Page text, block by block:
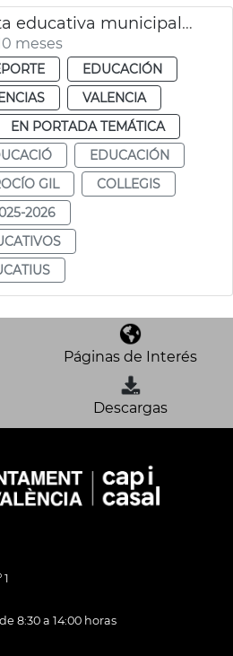
Solicitudes oferta educativa municipal 2025-26
meses
EDUCACIÓN
VALENCIA
EN PORTADA TEMÁTICA
EDUCACIÓN
GIL
COLLEGIS
2026
Páginas de Interés
Descargas
8:30 a 14:00 horas